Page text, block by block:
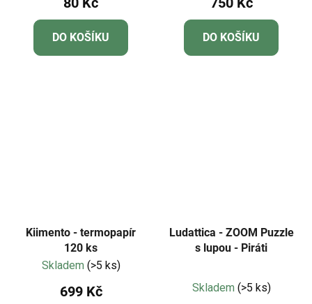
DO KOŠÍKU DO KOŠÍKU
Kiimento - termopapír
120 ks
Skladem (>5 ks)
699 Kč
Ludattica - ZOOM Puzzle
s lupou - Piráti
hodnocení
Skladem (>5 ks)